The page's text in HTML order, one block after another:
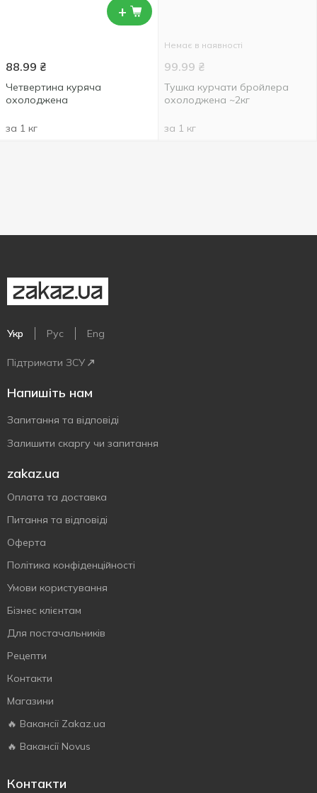
+
88.99 ₴
Четвертина куряча
охолоджена
за 1 кг
Немає в наявності
99.99 ₴
Тушка курчати бройлера
охолоджена ~2кг
за 1 кг
Укр Рус Eng
Підтримати ЗСУ
Напишіть нам
Запитання та відповіді
Залишити скаргу чи запитання
zakaz.ua
Оплата та доставка
Питання та відповіді
Оферта
Політика конфіденційності
Умови користування
Бізнес клієнтам
Для постачальників
Рецепти
Контакти
Магазини
🔥 Вакансії Zakaz.ua
🔥 Вакансії Novus
Контакти